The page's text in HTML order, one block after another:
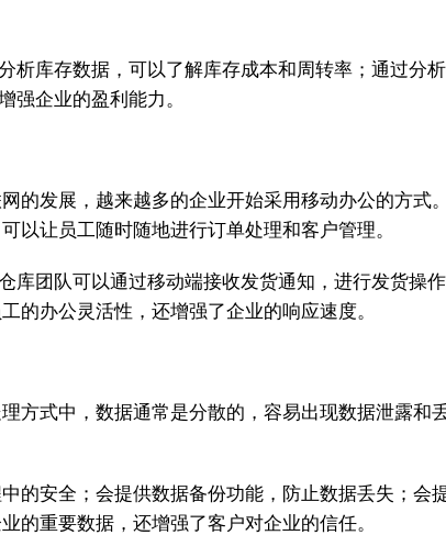
库存数据，可以了解库存成本和周转率；通过分
强企业的盈利能力。
的发展，越来越多的企业开始采用移动办公的方式
以让员工随时随地进行订单处理和客户管理。
团队可以通过移动端接收发货通知，进行发货操
的办公灵活性，还增强了企业的响应速度。
方式中，数据通常是分散的，容易出现数据泄露和
的安全；会提供数据备份功能，防止数据丢失；会
的重要数据，还增强了客户对企业的信任。